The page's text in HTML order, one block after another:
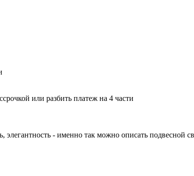
или разбить платеж на 4 части
- именно так можно описать подвесной